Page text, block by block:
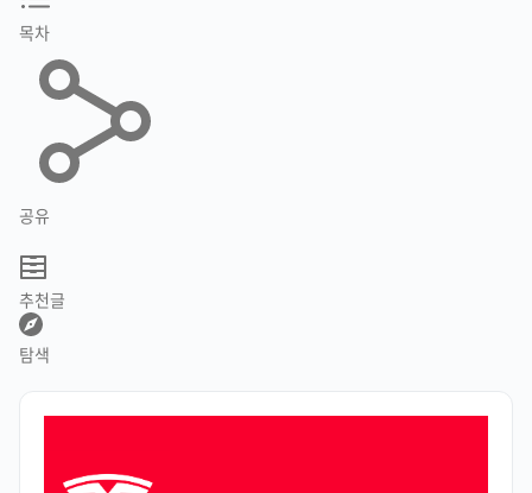
목차
공유
추천글
탐색